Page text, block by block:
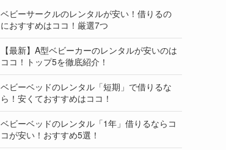
ベビーサークルのレンタルが安い！借りるの
におすすめはココ！厳選7つ
【最新】A型ベビーカーのレンタルが安いのは
ココ！トップ5を徹底紹介！
ベビーベッドのレンタル「短期」で借りるな
ら！安くておすすめはココ！
ベビーベッドのレンタル「1年」借りるならコ
コが安い！おすすめ5選！